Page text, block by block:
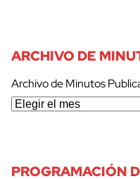
ARCHIVO DE
Archivo de Minutos
PROGRAMACIÓN